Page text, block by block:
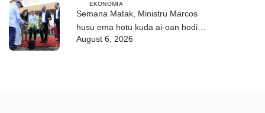
EKONOMIA
Semana Matak, Ministru Marcos
husu ema hotu kuda ai-oan hodi
proteje biodiversidade
August 6, 2026